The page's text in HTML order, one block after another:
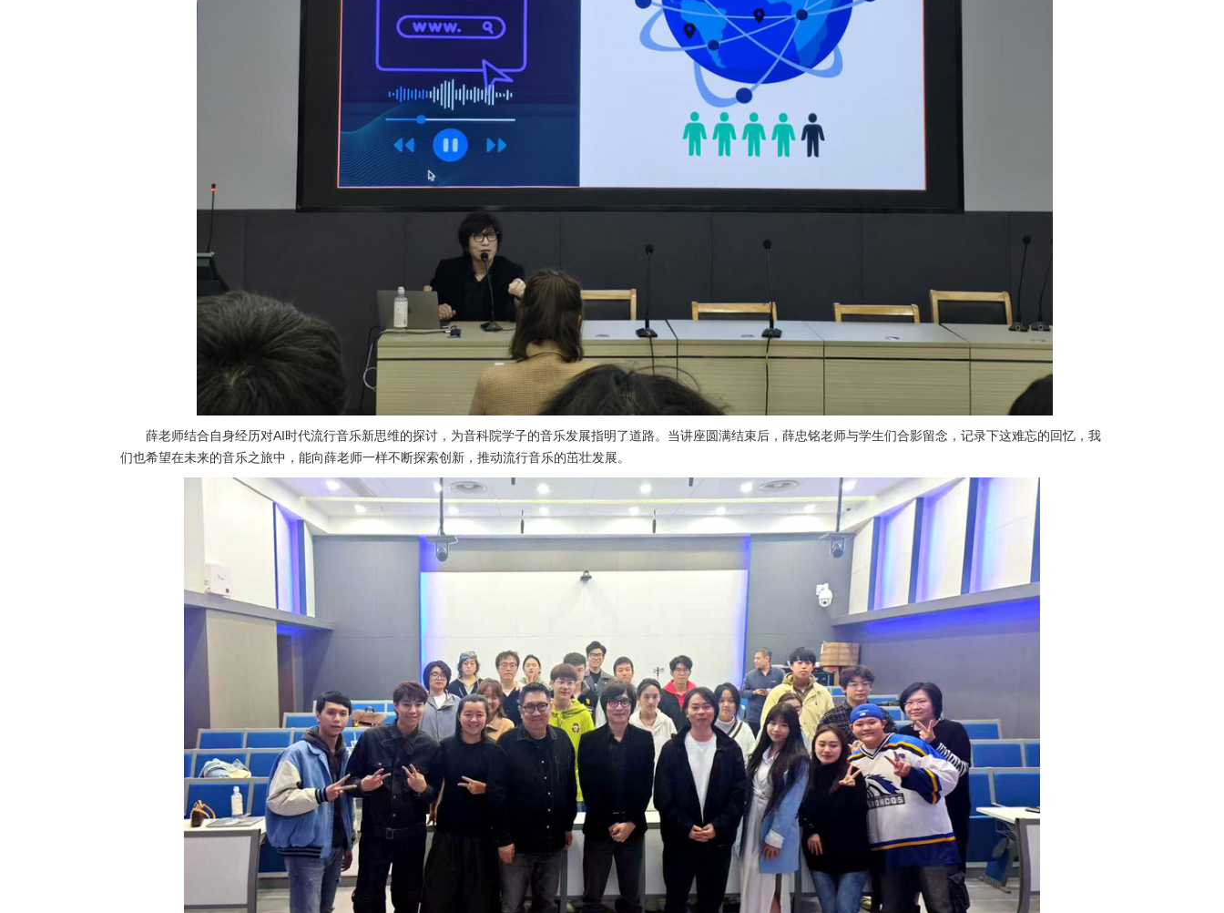
薛老师结合自身经历对AI时代流行音乐新思维的探讨，为音科院学子的音乐发展指明了道路。当讲座圆满结束后，薛忠铭老师与学生们合影留念，记录下这难忘的回忆，我
们也希望在未来的音乐之旅中，能向薛老师一样不断探索创新，推动流行音乐的茁壮发展。